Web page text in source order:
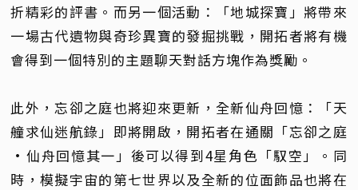
折精彩的評書。而另一個活動：「地城探寶」將帶來
一場古代遺物與奇珍異寶的發掘挑戰，開拓者將有機
會得到一個特別的主題聊天對話方塊作為獎勵。
此外，忘卻之庭也將迎來更新，全新仙舟回憶：「天
艟求仙迷航錄」即將開啟，開拓者在通關「忘卻之庭
•仙舟回憶其一」後可以得到4星角色「馭空」。同
時，模擬宇宙的第七世界以及全新的位面飾品也將在